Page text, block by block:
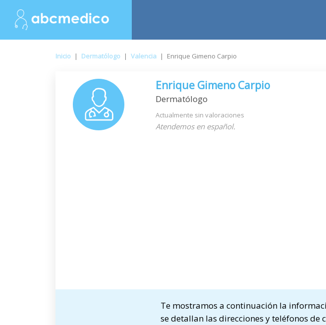
Inicio | Dermatólogo | Valencia | Enrique Gimeno Carpio
Enrique Gimeno Carpio
Dermatólogo
Actualmente sin valoraciones
Atendemos en español.
Te mostramos a continuación la
se detallan las direcciones y teléfonos de